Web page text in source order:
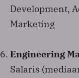
Development,
Marketing
Engineering
Salaris